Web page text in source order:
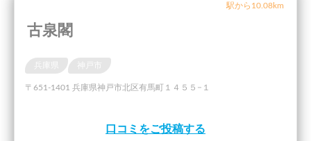
駅から10.08km
古泉閣
〒651-1401 兵庫県神戸市北区有馬町１４５５−１
口コミをご投稿する